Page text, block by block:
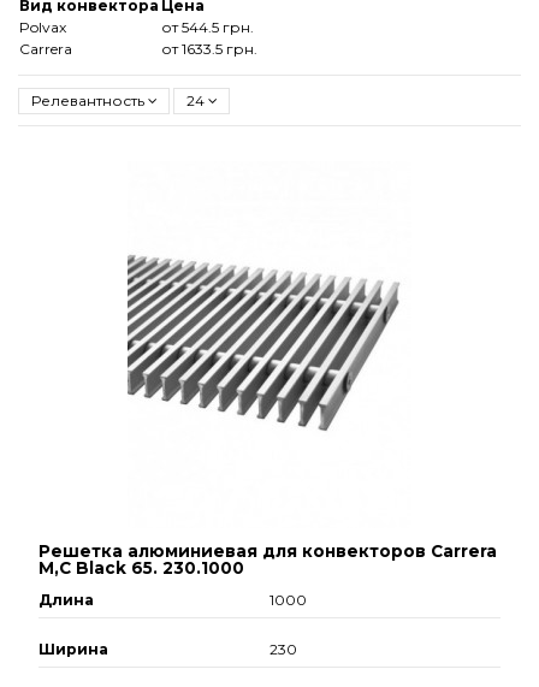
Вид конвектора Цена
Polvax
от544.5 грн.
Carrera
от1633.5 грн.
Релевантность 24
Решетка алюминиевая для конвекторов Carrera
М,С Black 65. 230.1000
Длина 1000
Ширина 230